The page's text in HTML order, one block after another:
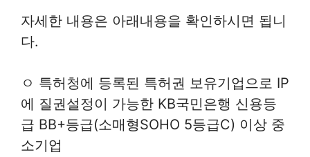
자세한 내용은 아래내용을 확인하시면 됩니
다.
ㅇ 특허청에 등록된 특허권 보유기업으로 IP
에 질권설정이 가능한 KB국민은행 신용등
급 BB+등급(소매형SOHO 5등급C) 이상 중
소기업